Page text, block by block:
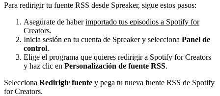
Para redirigir tu fuente RSS desde Spreaker, sigue estos pasos:
Asegúrate de haberimportado tus episodios a Spotify for
Creators.
Inicia sesión en tu cuenta de Spreaker y selecciona Panel de
control.
Elige el programa que quieres redirigir a Spotify for Creators
y haz clic en Personalización de fuente RSS.
Selecciona Redirigir fuente y pega tu nueva fuente RSS de Spotify
for Creators.